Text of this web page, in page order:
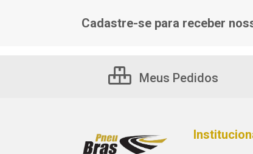
Cadastre-se para receber
Meus Pedidos